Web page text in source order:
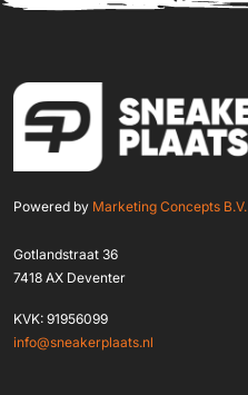
Powered by Marketing Concepts B.V.
Gotlandstraat 36
7418 AX Deventer
KVK: 91956099
info@sneakerplaats.nl